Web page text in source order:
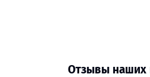
Отзывы наших